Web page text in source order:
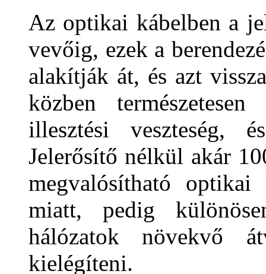
Az optikai kábelben a
vevőig, ezek a
alakítják át, és azt
közben
illesztési veszteség,
Jelerősítő nélkül akár
megvalósítható optikai
miatt, pedig
hálózatok növekvő
kielégíteni.